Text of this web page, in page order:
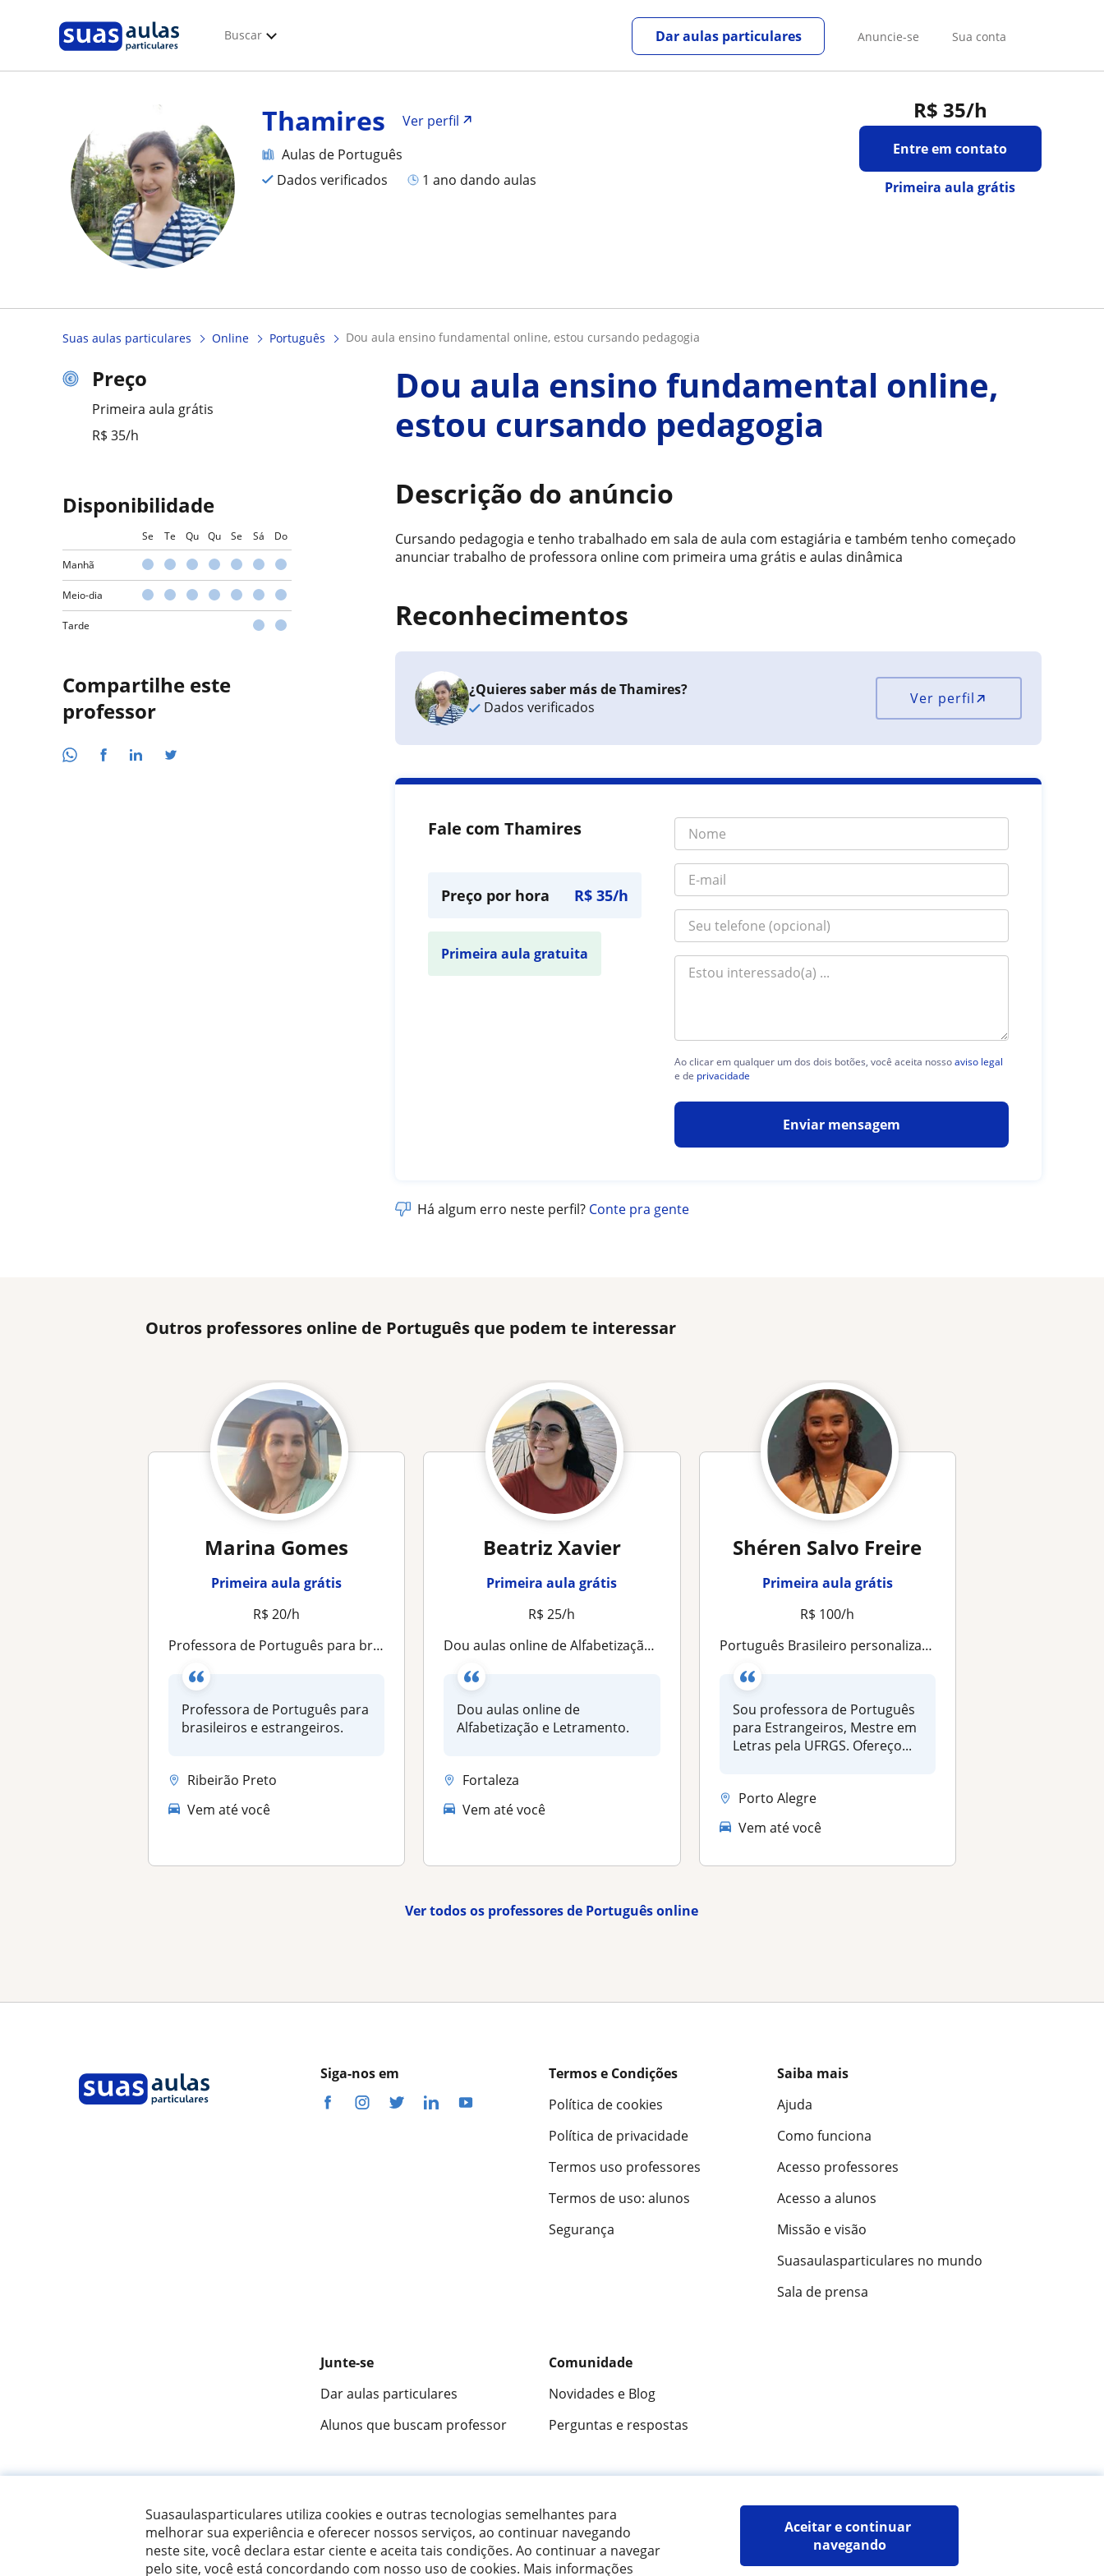
Suasaulasparticulares utiliza cookies e outras tecnologias semelhantes para
melhorar sua experiência e oferecer nossos serviços, ao continuar navegando
neste site, você declara estar ciente e aceita tais condições. Ao continuar a navegar
pelo site, você está concordando com nosso uso de cookies. Mais informações
Aceitar e continuar
navegando
Buscar Anuncie-se Sua conta
Dar aulas particulares
R$ 35/h
Entre em contato
Primeira aula grátis
Thamires
Ver perfil
Aulas de Português
Dados verificados
1 ano dando aulas
Suas aulas particulares Online Português dou aula ensino fundamental online, estou cursando pedagogia
Preço
Primeira aula grátis
R$ 35/h
Disponibilidade
Se Te Qu Qu Se Sá Do
Manhã
Meio-dia
Tarde
Compartilhe este
professor
Dou aula ensino fundamental online,
estou cursando pedagogia
Descrição do anúncio
Cursando pedagogia e tenho trabalhado em sala de aula com estagiária e também tenho começado
anunciar trabalho de professora online com primeira uma grátis e aulas dinâmica
Reconhecimentos
¿Quieres saber más de Thamires?
Dados verificados
Ver perfil
Fale com Thamires
Preço por hora R$ 35/h
Primeira aula gratuita
Ao clicar em qualquer um dos dois botões, você aceita nossoaviso legal
e de privacidade
Enviar mensagem
Há algum erro neste perfil? Conte pra gente
Outros professores online de Português que podem te interessar
Marina Gomes
Primeira aula grátis
R$ 20/h
Professora de Português para brasileiros e estrangeiros
Professora de Português para
brasileiros e estrangeiros.
Ribeirão Preto
Vem até você
Beatriz Xavier
Primeira aula grátis
R$ 25/h
Dou aulas online de Alfabetização e Letramento
Dou aulas online de
Alfabetização e Letramento.
Fortaleza
Vem até você
Shéren Salvo Freire
Primeira aula grátis
R$ 100/h
Português Brasileiro personalizado para estrangeiros: comunicação, cultura e fluência
Sou professora de Português
para Estrangeiros, Mestre em
Letras pela UFRGS. Ofereço...
Porto Alegre
Vem até você
Ver todos os professores de Português online
Siga-nos em
Termos e Condições
Política de cookies
Política de privacidade
Termos uso professores
Termos de uso: alunos
Segurança
Saiba mais
Ajuda
Como funciona
Acesso professores
Acesso a alunos
Missão e visão
Suasaulasparticulares no mundo
Sala de prensa
Junte-se
Dar aulas particulares
Alunos que buscam professor
Comunidade
Novidades e Blog
Perguntas e respostas
opiniões de alunos
© 2007 - 2026 Suas aulas particulares Mapa do site:Professores particulares